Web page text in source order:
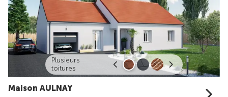
Maison AULNAY
Plusieurs
toitures